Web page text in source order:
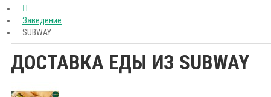
Заведение
SUBWAY
ДОСТАВКА ЕДЫ ИЗ SUBWAY